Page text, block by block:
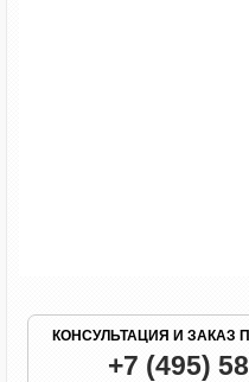
КОНСУЛЬТАЦИЯ И ЗАКАЗ
+7 (495)